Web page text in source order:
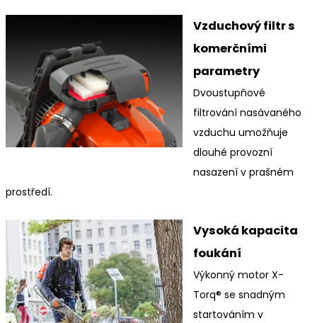
Vzduchový filtr s
komerčními
parametry
Dvoustupňové
filtrování nasávaného
vzduchu umožňuje
dlouhé provozní
nasazení v prašném
prostředí.
Vysoká kapacita
foukání
Výkonný motor X-
Torq® se snadným
startováním v